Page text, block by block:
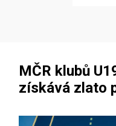
MČR klubů
získává zlato